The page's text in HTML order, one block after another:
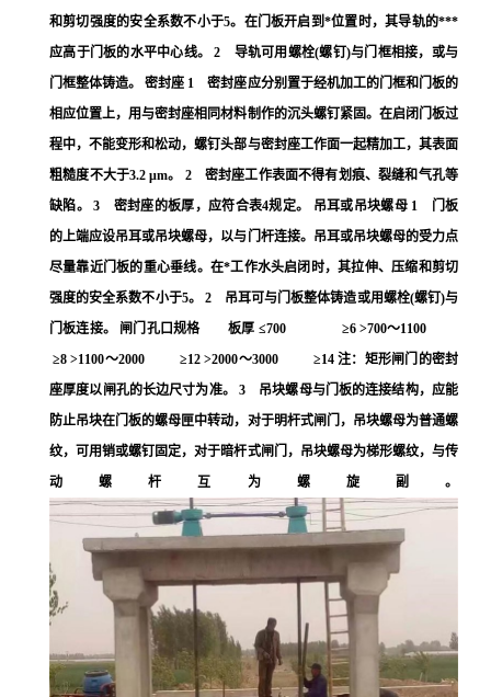
和剪切强度的安全系数不小于5。在门板开启到*位置时，其导轨的***
应高于门板的水平中心线。 2 导轨可用螺栓(螺钉)与门框相接，或与
门框整体铸造。 密封座 1 密封座应分别置于经机加工的门框和门板的
相应位置上，用与密封座相同材料制作的沉头螺钉紧固。在启闭门板过
程中，不能变形和松动，螺钉头部与密封座工作面一起精加工，其表面
粗糙度不大于3.2 μm。 2 密封座工作表面不得有划痕、裂缝和气孔等
缺陷。 3 密封座的板厚，应符合表4规定。 吊耳或吊块螺母 1 门板
的上端应设吊耳或吊块螺母，以与门杆连接。吊耳或吊块螺母的受力点
尽量靠近门板的重心垂线。在*工作水头启闭时，其拉伸、压缩和剪切
强度的安全系数不小于5。 2 吊耳可与门板整体铸造或用螺栓(螺钉)与
门板连接。 闸门孔口规格 板厚 ≤700 ≥6 >700～1100
≥8 >1100～2000 ≥12 >2000～3000 ≥14 注：矩形闸门的密封
座厚度以闸孔的长边尺寸为准。 3 吊块螺母与门板的连接结构，应能
防止吊块在门板的螺母匣中转动，对于明杆式闸门，吊块螺母为普通螺
纹，可用销或螺钉固定，对于暗杆式闸门，吊块螺母为梯形螺纹，与传
动螺杆互为螺旋副。